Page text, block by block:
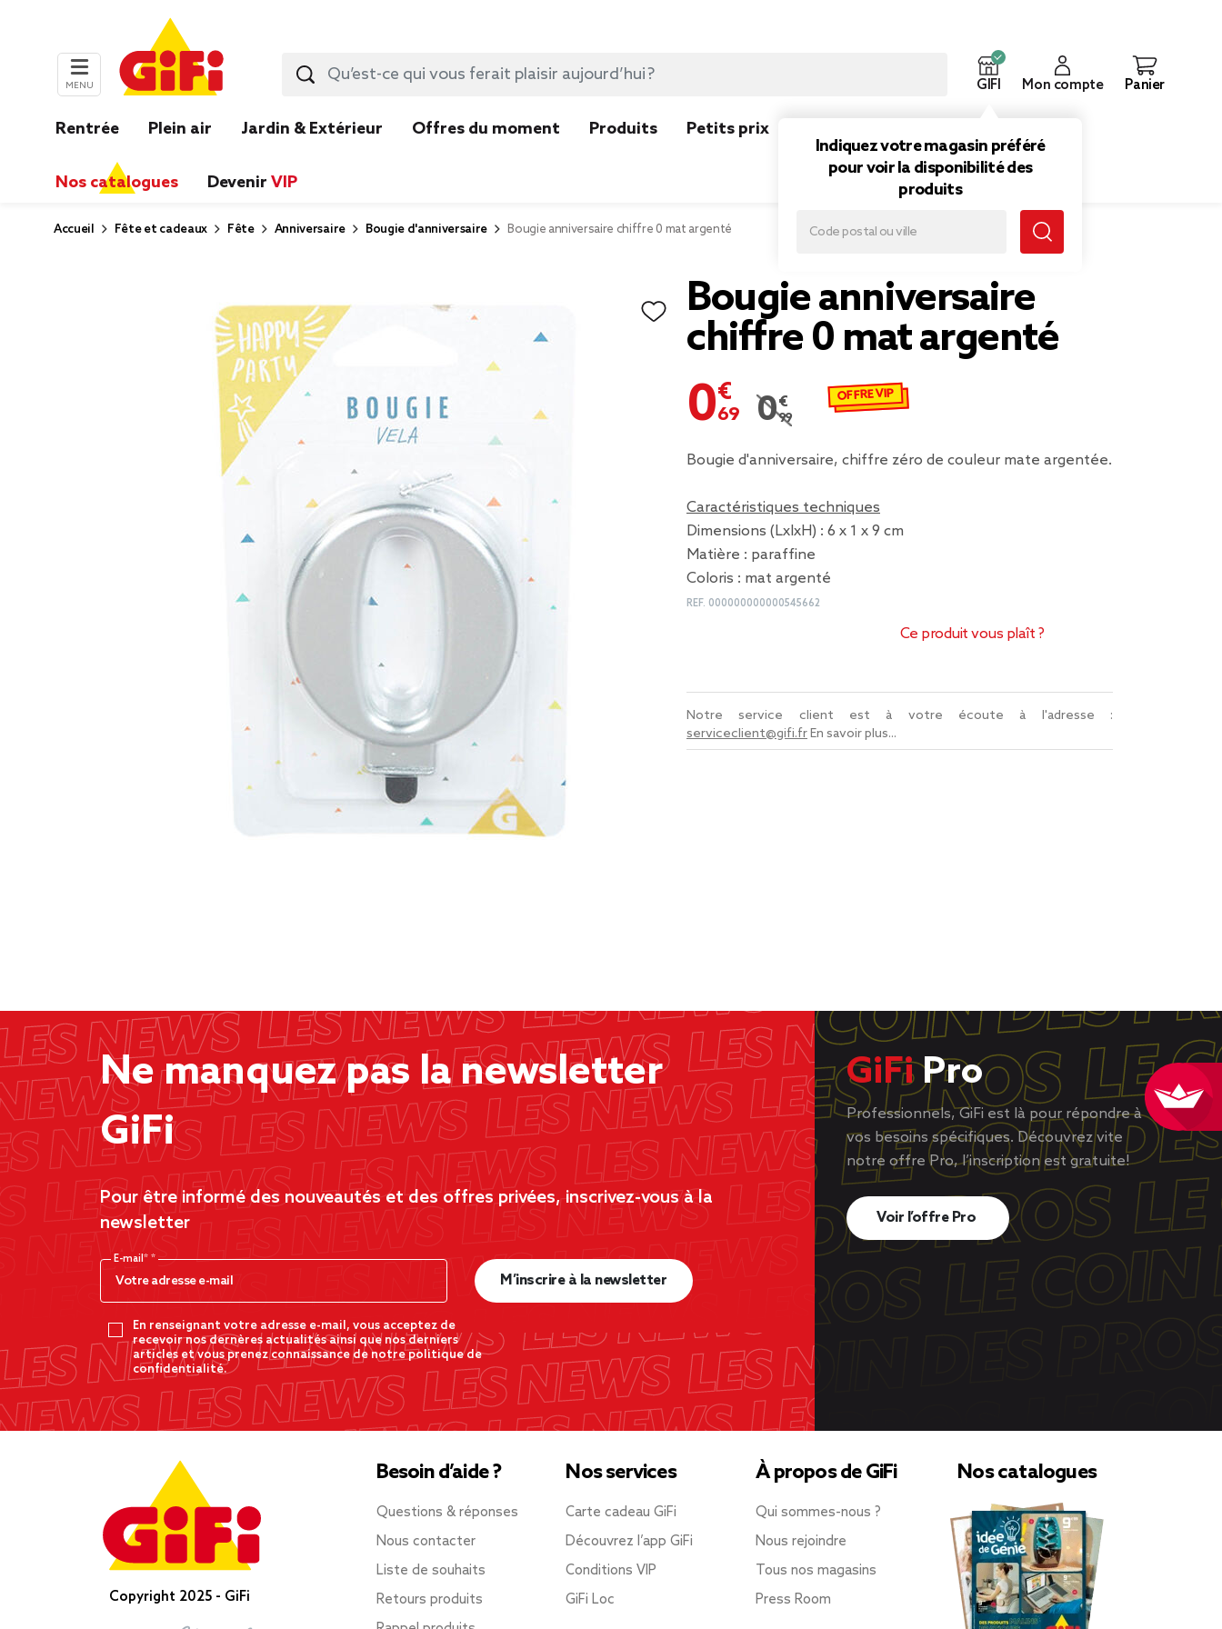
MENU GIFI
Indiquez votre magasin préféré
pour voir la disponibilité des
produits
Mon compte Panier
Rentrée Plein air Jardin & Extérieur Offres du moment Produits Petits prix
Nos catalogues Devenir VIP
Accueil Fête et cadeaux Fête Anniversaire Bougie d'anniversaire Bougie anniversaire chiffre 0 mat argenté
Bougie anniversaire
chiffre 0 mat argenté
0,69 €
Prix remisé de 0,99 € à 0,69 €
0,99 €
OFFRE VIP
Bougie d'anniversaire, chiffre zéro de couleur mate argentée.
Caractéristiques techniques
Dimensions (LxlxH) : 6 x 1 x 9 cm
Matière : paraffine
Coloris : mat argenté
REF. 000000000000545662
Ce produit vous plaît ?
Notre service client est à votre écoute à l'adresse :
serviceclient@gifi.frEn savoir plus...
Ne manquez pas la newsletter
GiFi
Pour être informé des nouveautés et des offres privées, inscrivez-vous à la
newsletter
E-mail*
En renseignant votre adresse e-mail, vous acceptez de
recevoir nos dernères actualités ainsi que nos derniers
articles et vous prenez connaissance de notre politique de
confidentialité.
M’inscrire à la newsletter
GiFiPro
Professionnels, GiFi est là pour répondre à
vos besoins spécifiques. Découvrez vite
notre offre Pro, l’inscription est gratuite!
Voir l’offre Pro
Copyright 2025 - GiFi
Besoin d’aide ?
Questions & réponses
Nous contacter
Liste de souhaits
Retours produits
Nos services
Carte cadeau GiFi
Découvrez l’app GiFi
Conditions VIP
GiFi Loc
À propos de GiFi
Qui sommes-nous ?
Nous rejoindre
Tous nos magasins
Press Room
Nos catalogues